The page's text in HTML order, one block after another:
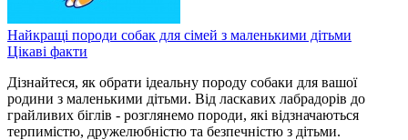
Найкращі породи собак для сімей з маленькими дітьми
Цікаві факти
Дізнайтеся, як обрати ідеальну породу собаки для вашої
родини з маленькими дітьми. Від ласкавих лабрадорів до
грайливих біглів - розглянемо породи, які відзначаються
терпимістю, дружелюбністю та безпечністю з дітьми.